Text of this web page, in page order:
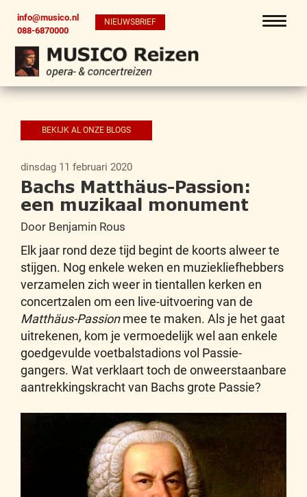
info@musico.nl
088-6870000
NIEUWSBRIEF
BEKIJK AL ONZE BLOGS
dinsdag 11 februari 2020
Bachs Matthäus-Passion:
een muzikaal monument
Door Benjamin Rous
Elk jaar rond deze tijd begint de koorts alweer te
stijgen. Nog enkele weken en muziekliefhebbers
verzamelen zich weer in tientallen kerken en
concertzalen om een live-uitvoering van de
Matthäus-Passionmee te maken. Als je het gaat
uitrekenen, kom je vermoedelijk wel aan enkele
goedgevulde voetbalstadions vol Passie-
gangers. Wat verklaart toch de onweerstaanbare
aantrekkingskracht van Bachs grote Passie?